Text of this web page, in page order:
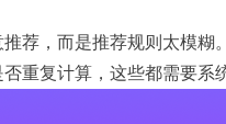
荐，而是推荐规则太模糊
重复计算，这些都需要系